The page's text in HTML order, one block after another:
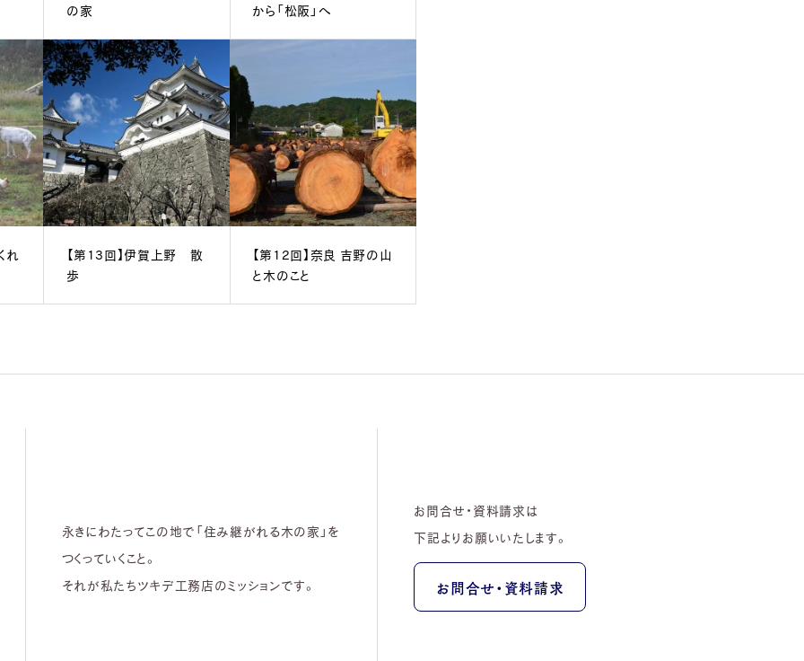
の家
から「松阪」へ
れ
【第13回】伊賀上野 散
歩
【第12回】奈良 吉野の山
と木のこと
永きにわたってこの地で「住み継がれる木の家」を
つくっていくこと。
それが私たちツキデ工務店のミッションです。
お問合せ・資料請求は
下記よりお願いいたします。
お問合せ・資料請求